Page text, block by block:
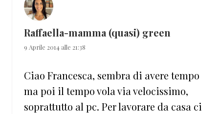
Raffaella-mamma (quasi) green
9 Aprile 2014 alle 21:38
Ciao Francesca, sembra di avere tempo
ma poi il tempo vola via velocissimo,
soprattutto al pc. Per lavorare da casa ci